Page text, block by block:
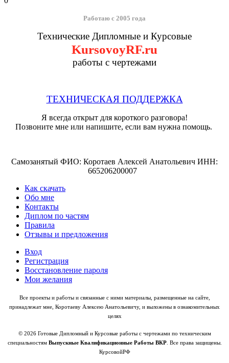
Работаю с 2005 года
Технические Дипломные и Курсовые
KursovoyRF.ru
работы с чертежами
ТЕХНИЧЕСКАЯ ПОДДЕРЖКА
Я всегда открыт для короткого разговора!
Позвоните мне или напишите, если вам нужна помощь.
Самозанятый ФИО: Коротаев Алексей Анатольевич ИНН:
665206200007
Как скачать
Обо мне
Контакты
Диплом по частям
Правила
Отзывы и предложения
Вход
Регистрация
Восстановление пароля
Мои желания
Все проекты и работы и связанные с ними материалы, размещенные на сайте,
принадлежат мне, Коротаеву Алексею Анатольевичу, и выложены в ознакомительных
целях
© 2026 Готовые Дипломный и Курсовые работы с чертежами по техническим
специальностям Выпускные Квалификационные Работы ВКР. Все права защищены.
КурсовойРФ